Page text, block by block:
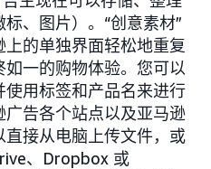
、图片）。“创意素材”
的单独界面轻松地重复
一的购物体验。您可以
用标签和产品名来进行
告各个站点以及亚马逊
接从电脑上传文件，或
、Dropbox 或